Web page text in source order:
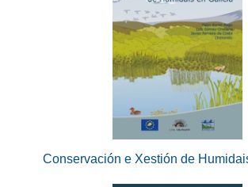
Conservación e Xestión de